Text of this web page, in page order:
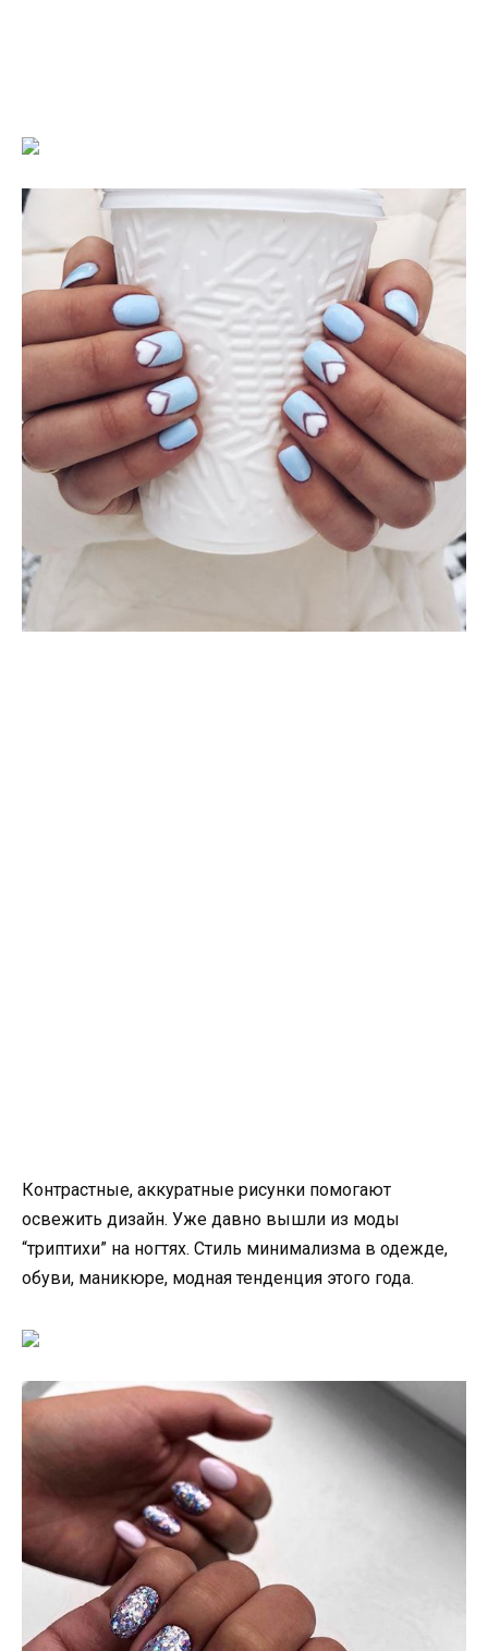
Контрастные, аккуратные рисунки помогают
освежить дизайн. Уже давно вышли из моды
“триптихи” на ногтях. Стиль минимализма в одежде,
обуви, маникюре, модная тенденция этого года.